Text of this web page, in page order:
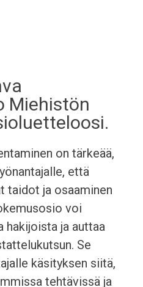
Miehistön
on tärkeää,
että
taidot ja osaaminen
voi
hakijoista ja auttaa
Se
käsityksen siitä,
tehtävissä ja